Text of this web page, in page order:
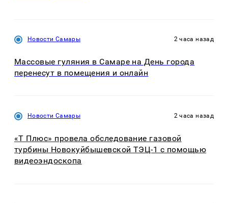
Новости Самары 2 часа назад
Массовые гуляния в Самаре на День города
перенесут в помещения и онлайн
Новости Самары 2 часа назад
«Т Плюс» провела обследование газовой
турбины Новокуйбышевской ТЭЦ-1 с помощью
видеоэндоскопа